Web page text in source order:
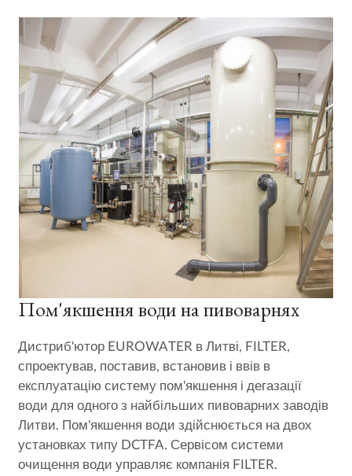
Пом'якшення води на пивоварнях
Дистриб'ютор EUROWATER в Литві, FILTER,
спроектував, поставив, встановив і ввів в
експлуатацію систему пом'якшення і дегазації
води для одного з найбільших пивоварних заводів
Литви. Пом'якшення води здійснюється на двох
установках типу DCTFA. Сервісом системи
очищення води управляє компанія FILTER.